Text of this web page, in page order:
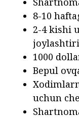
8-10
2-4 kishi
1000
Bepul
uchun